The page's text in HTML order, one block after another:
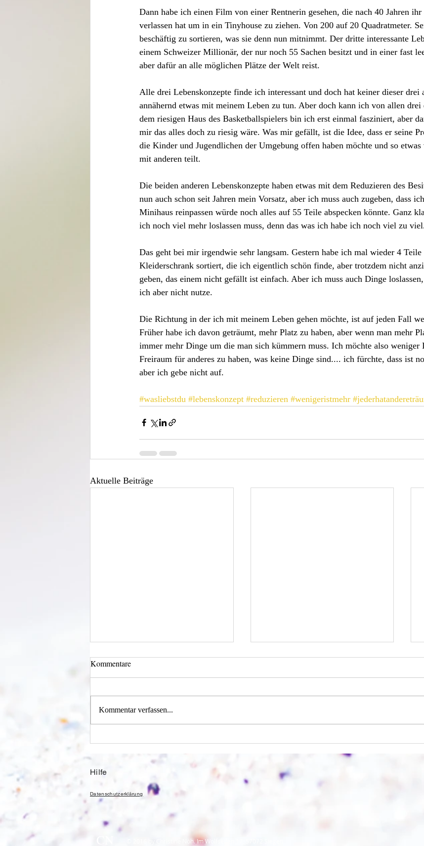
Dann habe ich einen Film von einer Rentnerin gesehen, die nach 40 Jahren ihr
verlassen hat um in ein Tinyhouse zu ziehen. Von 200 auf 20 Quadratmeter.
beschäftig zu sortieren, was sie denn nun mitnimmt. Der dritte interessante
einem Schweizer Millionär, der nur noch 55 Sachen besitzt und in einer fast
aber dafür an alle möglichen Plätze der Welt reist.
Alle drei Lebenskonzepte finde ich interessant und doch hat keiner dieser drei
annähernd etwas mit meinem Leben zu tun. Aber doch kann ich von allen drei
dem riesigen Haus des Basketballspielers bin ich erst einmal fasziniert, aber
mir das alles doch zu riesig wäre. Was mir gefällt, ist die Idee, dass er seine
die Kinder und Jugendlichen der Umgebung offen haben möchte und so
mit anderen teilt.
Die beiden anderen Lebenskonzepte haben etwas mit dem Reduzieren des
nun auch schon seit Jahren mein Vorsatz, aber ich muss auch zugeben, dass
Minihaus reinpassen würde noch alles auf 55 Teile abspecken könnte. Ganz
ich noch viel mehr loslassen muss, denn das was ich habe ich noch viel zu
Das geht bei mir irgendwie sehr langsam. Gestern habe ich mal wieder 4 Teile
Kleiderschrank sortiert, die ich eigentlich schön finde, aber trotzdem nicht
geben, das einem nicht gefällt ist einfach. Aber ich muss auch Dinge
ich aber nicht nutze.
Die Richtung in der ich mit meinem Leben gehen möchte, ist auf jeden Fall
Früher habe ich davon geträumt, mehr Platz zu haben, aber wenn man mehr
immer mehr Dinge um die man sich kümmern muss. Ich möchte also weniger
Freiraum für anderes zu haben, was keine Dinge sind.... ich fürchte, dass ist
aber ich gebe nicht auf.
#wasliebstdu #lebenskonzept #reduzieren #wenigeristmehr
Aktuelle Beiträge
Kommentare
Kommentar verfassen...
© 2016 by Christine Nöh. Im Wolfseifen 17, 57072 Siegen
Hilfe
Datenschutzerklärung